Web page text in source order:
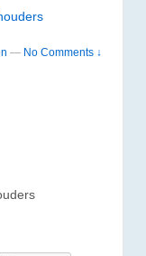
— No Comments ↓